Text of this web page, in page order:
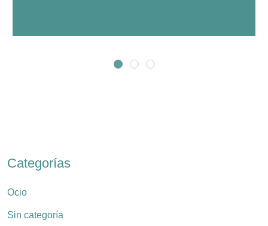
Categorías
Ocio
Sin categoría